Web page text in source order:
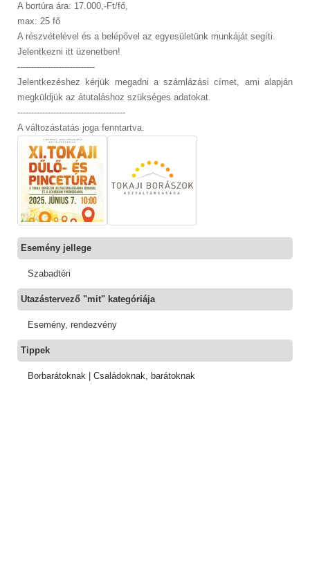
A bortúra ára: 17.000,-Ft/fő,
max: 25 fő
A részvételével és a belépővel az egyesületünk munkáját segíti.
Jelentkezni itt üzenetben!
----------------------------
Jelentkezéshez kérjük megadni a számlázási címet, ami alapján
megküldjük az átutaláshoz szükséges adatokat.
---------------------------------------
A változástatás joga fenntartva.
Esemény jellege
Szabadtéri
Utazástervező "mit" kategóriája
Esemény, rendezvény
Tippek
Borbarátoknak | Családoknak, barátoknak